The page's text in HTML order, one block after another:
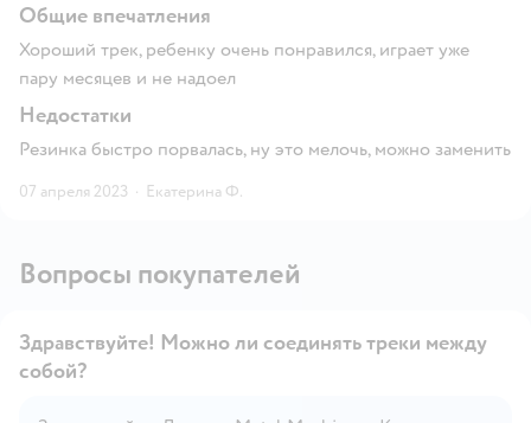
Общие впечатления
Хороший трек, ребенку очень понравился, играет уже
пару месяцев и не надоел
Недостатки
Резинка быстро порвалась, ну это мелочь, можно заменить
07 апреля 2023 · Екатерина Ф.
Вопросы покупателей
Здравствуйте! Можно ли соединять треки между
собой?